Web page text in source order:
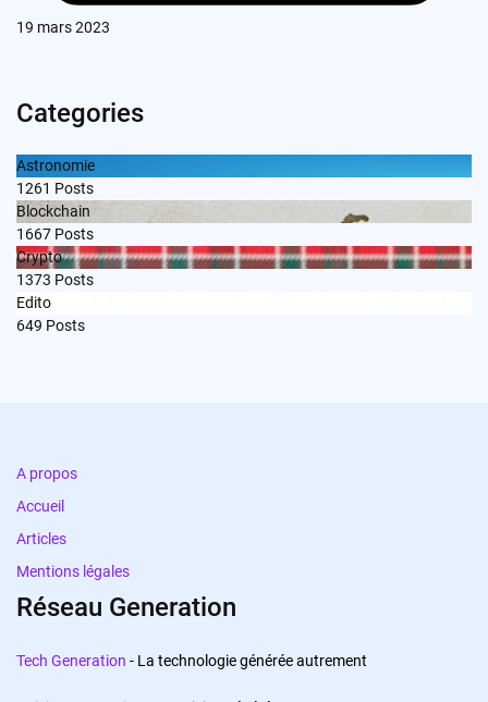
19 mars 2023
Categories
Astronomie
1261 Posts
Blockchain
1667 Posts
Crypto
1373 Posts
Edito
649 Posts
A propos
Accueil
Articles
Mentions légales
Réseau Generation
Tech Generation - La technologie générée autrement